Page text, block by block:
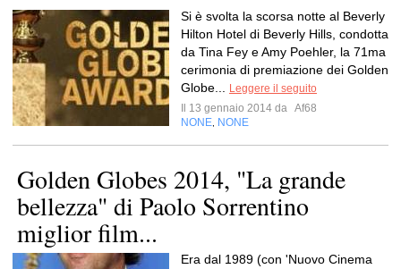
Si è svolta la scorsa notte al Beverly
Hilton Hotel di Beverly Hills, condotta
da Tina Fey e Amy Poehler, la 71ma
cerimonia di premiazione dei Golden
Globe...
Leggere il seguito
Il 13 gennaio 2014 da Af68
NONE NONE
Golden Globes 2014, "La grande
bellezza" di Paolo Sorrentino
miglior film...
Era dal 1989 (con 'Nuovo Cinema